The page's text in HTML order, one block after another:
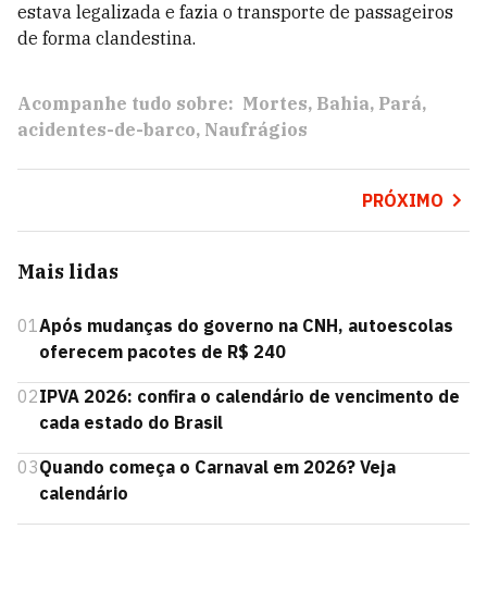
estava legalizada e fazia o transporte de passageiros
de forma clandestina.
Acompanhe tudo sobre: Mortes Bahia Pará
acidentes-de-barco Naufrágios
PRÓXIMO
Mais lidas
01Após mudanças do governo na CNH, autoescolas
oferecem pacotes de R$ 240
02IPVA 2026: confira o calendário de vencimento de
cada estado do Brasil
03Quando começa o Carnaval em 2026? Veja
calendário